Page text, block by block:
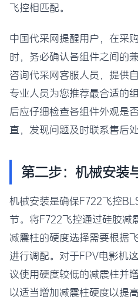
飞控相匹配。
中国代采网提醒用户，在采
时，务必确认各组件之间的
咨询代采网客服人员，提供
专业人员为您推荐最合适的
后应仔细检查各组件外观是
直，发现问题及时联系售后处
第二步：机械安装
机械安装是确保F722飞控
节。将F722飞控通过硅胶减
减震柱的硬度选择需要根据
进行调配。对于FPV电影机
议使用硬度较低的减震柱并
以适当增加减震柱硬度以提